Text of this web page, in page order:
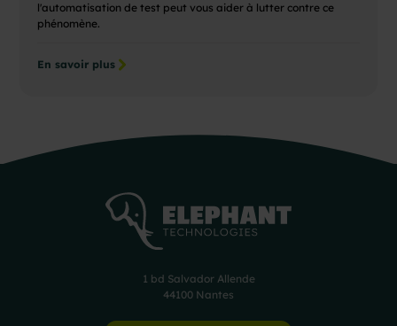
l'automatisation de test peut vous aider à lutter contre ce
phénomène.
En savoir plus
1 bd Salvador Allende
44100 Nantes